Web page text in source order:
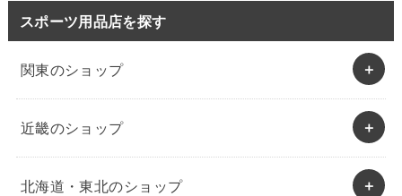
スポーツ用品店を探す
関東のショップ
近畿のショップ
北海道・東北のショップ